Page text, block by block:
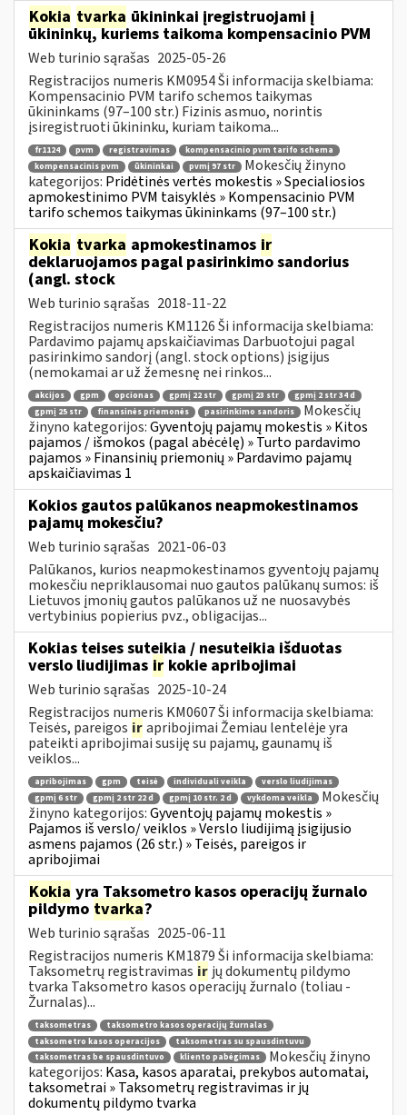
Kokia tvarka ūkininkai įregistruojami į
ūkininkų, kuriems taikoma kompensacinio PVM
Web turinio sąrašas 2025-05-26
Registracijos numeris KM0954 Ši informacija skelbiama:
Kompensacinio PVM tarifo schemos taikymas
ūkininkams (97–100 str.) Fizinis asmuo, norintis
įsiregistruoti ūkininku, kuriam taikoma...
fr1124 pvm registravimas
kompensacinio pvm tarifo schema
kompensacinis pvm
ūkininkai pvmį 97 str
Mokesčių žinyno
kategorijos: Pridėtinės vertės mokestis » Specialiosios
apmokestinimo PVM taisyklės » Kompensacinio PVM
tarifo schemos taikymas ūkininkams (97–100 str.)
Kokia tvarka apmokestinamos ir
deklaruojamos pagal pasirinkimo sandorius
(angl. stock
Web turinio sąrašas 2018-11-22
Registracijos numeris KM1126 Ši informacija skelbiama:
Pardavimo pajamų apskaičiavimas Darbuotojui pagal
pasirinkimo sandorį (angl. stock options) įsigijus
(nemokamai ar už žemesnę nei rinkos...
akcijos gpm opcionas gpmį 22 str gpmį 23 str
gpmį 2 str 34 d
gpmį 25 str
finansinės priemonės pasirinkimo sandoris
Mokesčių
žinyno kategorijos:Gyventojų pajamų mokestis » Kitos
pajamos / išmokos (pagal abėcėlę) » Turto pardavimo
pajamos » Finansinių priemonių » Pardavimo pajamų
apskaičiavimas 1
Kokios gautos palūkanos neapmokestinamos
pajamų mokesčiu?
Web turinio sąrašas 2021-06-03
Palūkanos, kurios neapmokestinamos gyventojų pajamų
mokesčiu nepriklausomai nuo gautos palūkanų sumos: iš
Lietuvos įmonių gautos palūkanos už ne nuosavybės
vertybinius popierius pvz., obligacijas...
Kokias teises suteikia / nesuteikia išduotas
verslo liudijimas ir kokie apribojimai
Web turinio sąrašas 2025-10-24
Registracijos numeris KM0607 Ši informacija skelbiama:
Teisės, pareigos irapribojimai Žemiau lentelėje yra
pateikti apribojimai susiję su pajamų, gaunamų iš
veiklos...
apribojimas gpm teisė individuali veikla
verslo liudijimas
gpmį 6 str
gpmį 2 str 22 d gpmį 10 str. 2 d vykdoma veikla
Mokesčių
žinyno kategorijos:Gyventojų pajamų mokestis »
Pajamos iš verslo/ veiklos » Verslo liudijimą įsigijusio
asmens pajamos (26 str.) » Teisės, pareigos ir
apribojimai
Kokia yra Taksometro kasos operacijų žurnalo
pildymo tvarka?
Web turinio sąrašas 2025-06-11
Registracijos numeris KM1879 Ši informacija skelbiama:
Taksometrų registravimas ir jų dokumentų pildymo
tvarka Taksometro kasos operacijų žurnalo (toliau -
Žurnalas)...
taksometras
taksometro kasos operacijų žurnalas
taksometro kasos operacijos
taksometras su spausdintuvu
taksometras be spausdintuvo
kliento pabėgimas
Mokesčių žinyno
kategorijos: Kasa, kasos aparatai, prekybos automatai,
taksometrai » Taksometrų registravimas ir jų
dokumentų pildymo tvarka